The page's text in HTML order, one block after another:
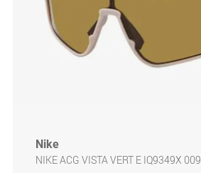
Nike
NIKE ACG VISTA VERT E IQ9349X 009